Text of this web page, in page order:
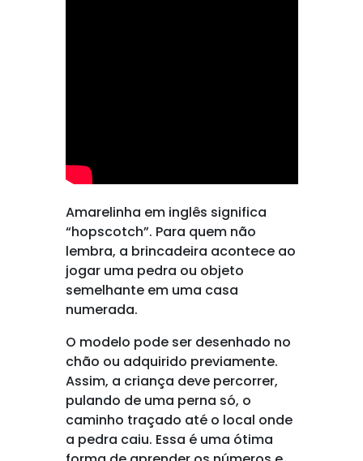
Amarelinha em inglês significa
“hopscotch”. Para quem não
lembra, a brincadeira acontece ao
jogar uma pedra ou objeto
semelhante em uma casa
numerada.
O modelo pode ser desenhado no
chão ou adquirido previamente.
Assim, a criança deve percorrer,
pulando de uma perna só, o
caminho traçado até o local onde
a pedra caiu. Essa é uma ótima